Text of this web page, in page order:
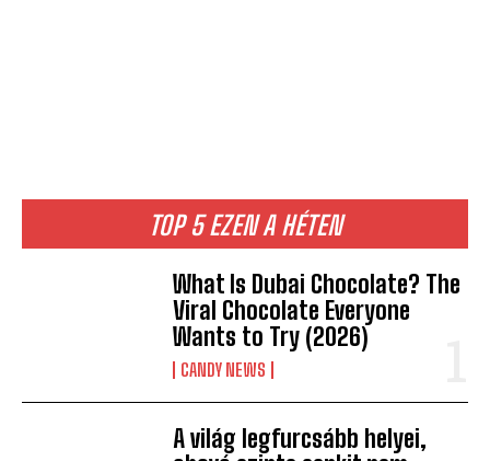
TOP 5 EZEN A HÉTEN
What Is Dubai Chocolate? The
Viral Chocolate Everyone
Wants to Try (2026)
CANDY NEWS
A világ legfurcsább helyei,